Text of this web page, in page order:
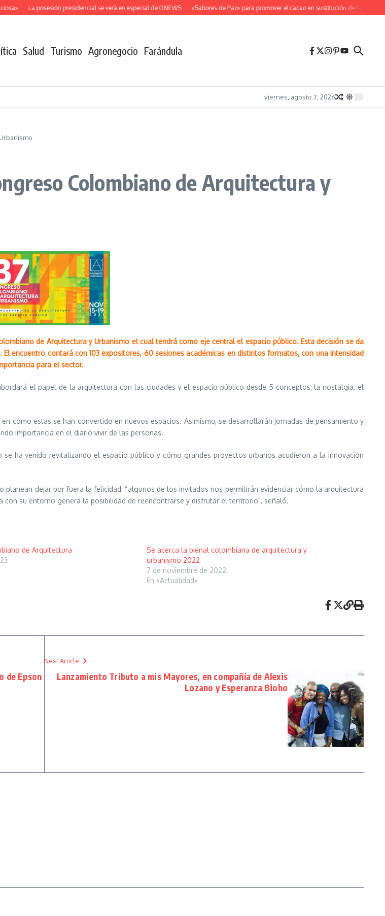
La posesión presidencial se verá en especial de DNEWS «Sabores de Paz» para promover el cacao en sustitución de la coca
Salud Turismo Agronegocio Farándula
viernes, agosto 7, 2026
Colombiano de Arquitectura y
de Arquitectura y Urbanismo el cual tendrá como eje central el espacio público. Esta decisión se da
encuentro contará con 103 expositores, 60 sesiones académicas en distintos formatos, con una intensidad
para el sector.
el papel de la arquitectura con las ciudades y el espacio público desde 5 conceptos; la nostalgia, el
cómo estas se han convertido en nuevos espacios. Asimismo, se desarrollarán jornadas de pensamiento y
importancia en el diario vivir de las personas.
ha venido revitalizando el espacio público y cómo grandes proyectos urbanos acudieron a la innovación
planean dejar por fuera la felicidad: “algunos de los invitados nos permitirán evidenciar cómo la arquitectura
su entorno genera la posibilidad de reencontrarse y disfrutar el territorio”, señaló.
de Arquitectura
Se acerca la bienal colombiana de arquitectura y
urbanismo 2022
7 de noviembre de 2022
En «Actualidad»
de Epson
Next Article
Lanzamiento Tributo a mis Mayores, en compañía de Alexis
Lozano y Esperanza Bioho